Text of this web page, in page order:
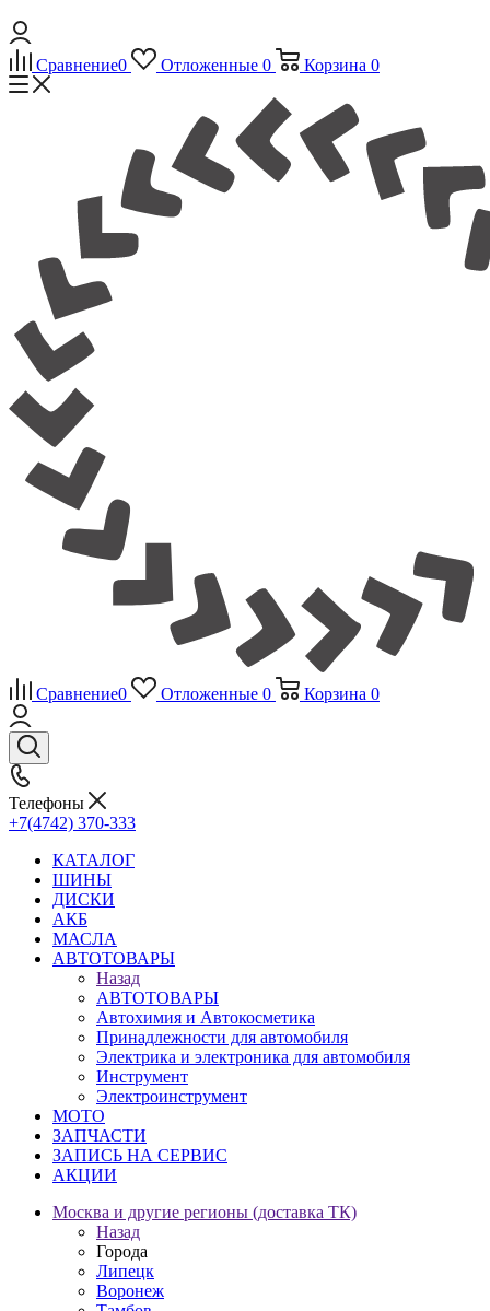
Сравнение0 Отложенные 0 Корзина 0
Сравнение0 Отложенные 0 Корзина 0
Телефоны
+7(4742) 370-333
КАТАЛОГ
ШИНЫ
ДИСКИ
АКБ
МАСЛА
АВТОТОВАРЫ
Назад
АВТОТОВАРЫ
Автохимия и Автокосметика
Принадлежности для автомобиля
Электрика и электроника для автомобиля
Инструмент
Электроинструмент
МОТО
ЗАПЧАСТИ
ЗАПИСЬ НА СЕРВИС
АКЦИИ
Москва и другие регионы (доставка ТК)
Назад
Города
Липецк
Воронеж